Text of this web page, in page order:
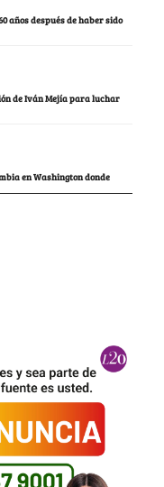
años después de haber sido
de Iván Mejía para luchar
en Washington donde